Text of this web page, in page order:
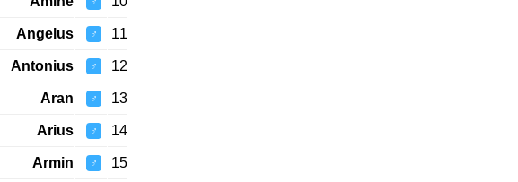
11
♂
Angelus
12
♂
Antonius
13
♂
Aran
14
♂
Arius
15
♂
Armin